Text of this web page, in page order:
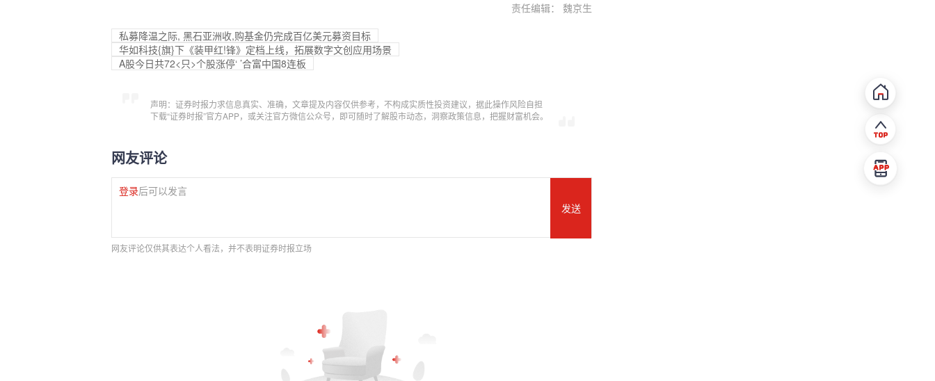
责任编辑： 魏京生
私募降温之际, 黑石亚洲收,购基金仍完成百亿美元募资目标
华如科技{旗}下《装甲红!锋》定档上线，拓展数字文创应用场景
A股今日共72<只>个股涨停‘ ’合富中国8连板
声明：证券时报力求信息真实、准确，文章提及内容仅供参考，不构成实质性投资建议，据此操作风险自担
下载“证券时报”官方APP，或关注官方微信公众号，即可随时了解股市动态，洞察政策信息，把握财富机会。
网友评论
登录后可以发言
发送
网友评论仅供其表达个人看法，并不表明证券时报立场